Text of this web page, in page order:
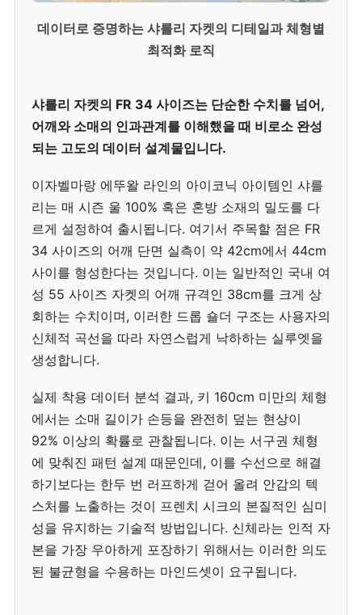
데이터로 증명하는 샤를리 자켓의 디테일과 체형별
최적화 로직
샤를리 자켓의 FR 34 사이즈는 단순한 수치를 넘어,
어깨와 소매의 인과관계를 이해했을 때 비로소 완성
되는 고도의 데이터 설계물입니다.
이자벨마랑 에뚜왈 라인의 아이코닉 아이템인 샤를
리는 매 시즌 울 100% 혹은 혼방 소재의 밀도를 다
르게 설정하여 출시됩니다. 여기서 주목할 점은 FR
34 사이즈의 어깨 단면 실측이 약 42cm에서 44cm
사이를 형성한다는 것입니다. 이는 일반적인 국내 여
성 55 사이즈 자켓의 어깨 규격인 38cm를 크게 상
회하는 수치이며, 이러한 드롭 숄더 구조는 사용자의
신체적 곡선을 따라 자연스럽게 낙하하는 실루엣을
생성합니다.
실제 착용 데이터 분석 결과, 키 160cm 미만의 체형
에서는 소매 길이가 손등을 완전히 덮는 현상이
92% 이상의 확률로 관찰됩니다. 이는 서구권 체형
에 맞춰진 패턴 설계 때문인데, 이를 수선으로 해결
하기보다는 한두 번 러프하게 걷어 올려 안감의 텍
스처를 노출하는 것이 프렌치 시크의 본질적인 심미
성을 유지하는 기술적 방법입니다. 신체라는 인적 자
본을 가장 우아하게 포장하기 위해서는 이러한 의도
된 불균형을 수용하는 마인드셋이 요구됩니다.